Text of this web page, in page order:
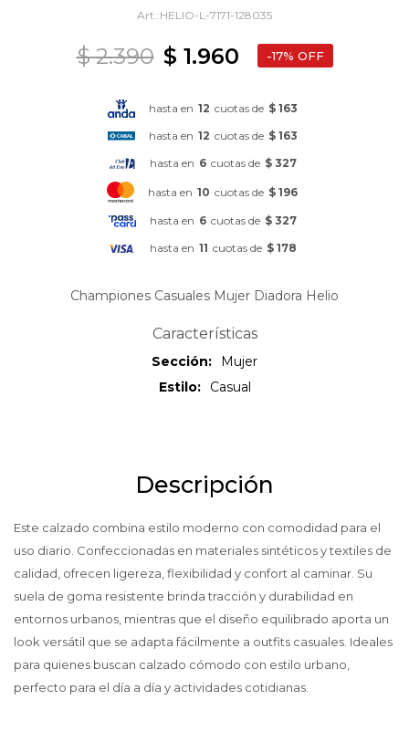
HELIO-L-7171-128035
$ 1.960
$ 2.390 17
hasta en 12 cuotas de $ 163
hasta en 12 cuotas de $ 163
hasta en 6 cuotas de $ 327
hasta en 10 cuotas de $ 196
hasta en 6 cuotas de $ 327
hasta en 11 cuotas de $ 178
Championes Casuales Mujer Diadora Helio
Características
Sección
Mujer
Estilo
Casual
Descripción
Este calzado combina estilo moderno con comodidad para el
uso diario. Confeccionadas en materiales sintéticos y textiles de
calidad, ofrecen ligereza, flexibilidad y confort al caminar. Su
suela de goma resistente brinda tracción y durabilidad en
entornos urbanos, mientras que el diseño equilibrado aporta un
look versátil que se adapta fácilmente a outfits casuales. Ideales
para quienes buscan calzado cómodo con estilo urbano,
perfecto para el día a día y actividades cotidianas.